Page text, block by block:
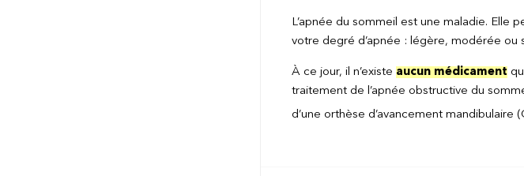
L’apnée du sommeil est une maladie. Elle
votre degré d’apnée : légère, modérée ou
À ce jour, il n’existe aucun médicament
traitement de l’apnée obstructive du
d’une orthèse d’avancement mandibulaire